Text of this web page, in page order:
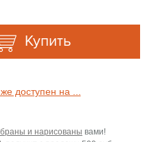
Купить
доступен на ...
и нарисованы вами!